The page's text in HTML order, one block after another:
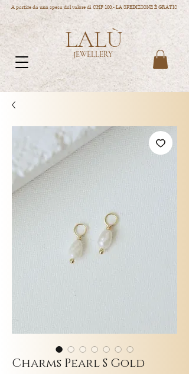
A partire da una spesa dal valore di CHF 100.- LA SPEDIZIONE È GRATIS
LALÙ
JEWELLERY
Charms Pearl S Gold